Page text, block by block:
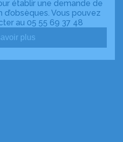
établir une demande de
d’obsèques. Vous pouvez
au 05 55 69 37 48
plus